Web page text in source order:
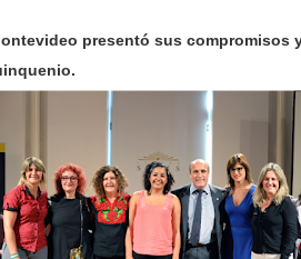
presentó sus compromisos